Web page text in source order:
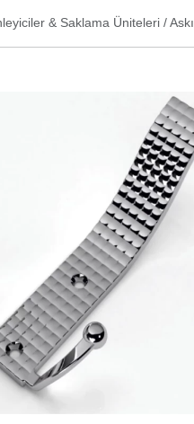
& Saklama Üniteleri /Askı